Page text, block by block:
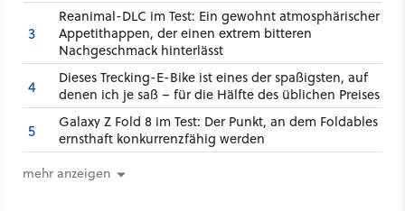
3
Reanimal-DLC im Test: Ein gewohnt atmosphärischer
Appetithappen, der einen extrem bitteren
Nachgeschmack hinterlässt
4
Dieses Trecking-E-Bike ist eines der spaßigsten, auf
denen ich je saß – für die Hälfte des üblichen Preises
5
Galaxy Z Fold 8 im Test: Der Punkt, an dem Foldables
ernsthaft konkurrenzfähig werden
mehr anzeigen